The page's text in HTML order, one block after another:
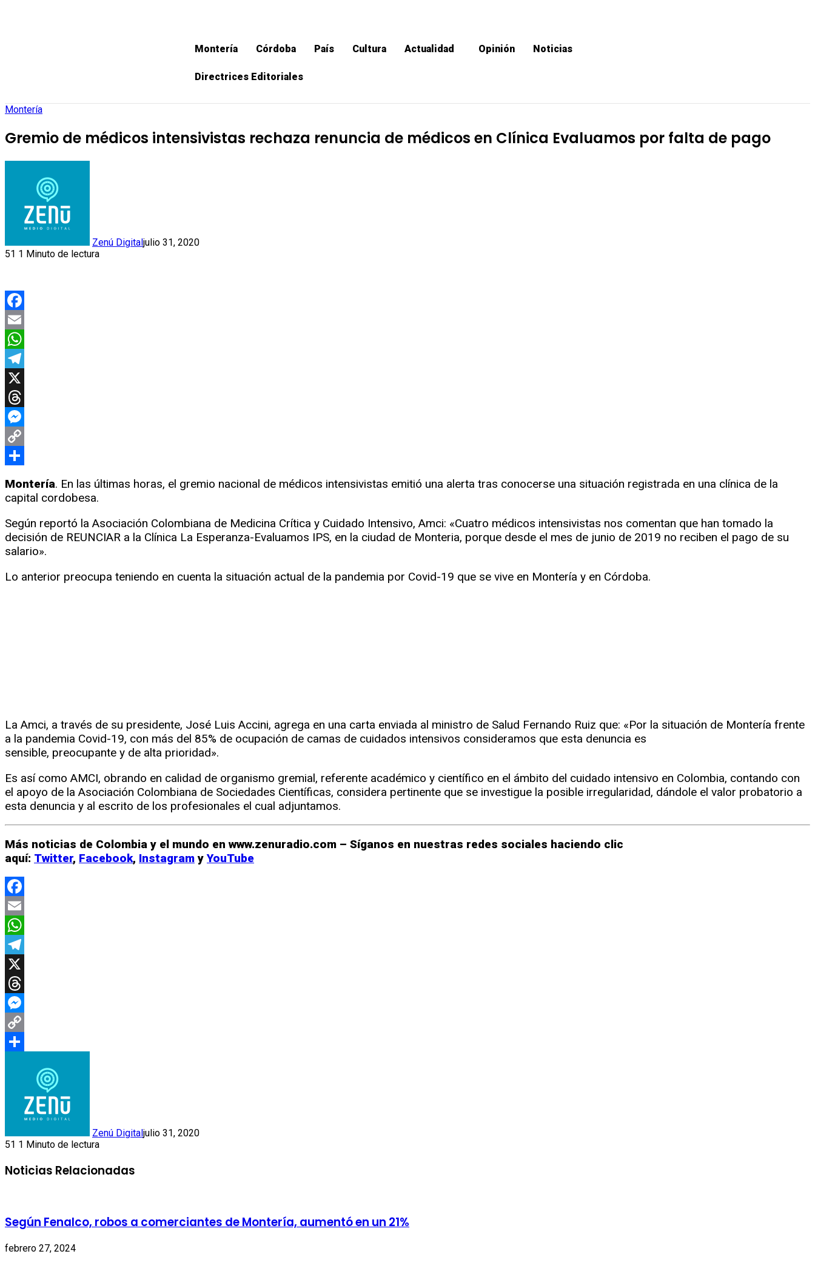
Montería Córdoba País Cultura Actualidad Opinión Noticias
Directrices Editoriales
Montería
Gremio de médicos intensivistas rechaza renuncia de médicos en Clínica Evaluamos por falta de pago
Zenú Digitaljulio 31, 2020
51 1 Minuto de lectura
Facebook
Email
WhatsApp
Telegram
X
Threads
Messenger
Copy
Montería. En las últimas horas, el gremio nacional de médicos intensivistas emitió una alerta tras conocerse una situación registrada en una clínica de la
capital cordobesa.
Según reportó la Asociación Colombiana de Medicina Crítica y Cuidado Intensivo, Amci: «Cuatro médicos intensivistas nos comentan que han tomado la
decisión de REUNCIAR a la Clínica La Esperanza-Evaluamos IPS, en la ciudad de Monteria, porque desde el mes de junio de 2019 no reciben el pago de su
salario».
Lo anterior preocupa teniendo en cuenta la situación actual de la pandemia por Covid-19 que se vive en Montería y en Córdoba.
La Amci, a través de su presidente, José Luis Accini, agrega en una carta enviada al ministro de Salud Fernando Ruiz que: «Por la situación de Montería frente
a la pandemia Covid-19, con más del 85% de ocupación de camas de cuidados intensivos consideramos que esta denuncia es
sensible, preocupante y de alta prioridad».
Es así como AMCI, obrando en calidad de organismo gremial, referente académico y científico en el ámbito del cuidado intensivo en Colombia, contando con
el apoyo de la Asociación Colombiana de Sociedades Científicas, considera pertinente que se investigue la posible irregularidad, dándole el valor probatorio a
esta denuncia y al escrito de los profesionales el cual adjuntamos.
Más noticias de Colombia y el mundo en www.zenuradio.com – Síganos en nuestras redes sociales haciendo clic
aquí: Twitter, Facebook, InstagramyYouTube
Facebook
Email
WhatsApp
Telegram
X
Threads
Messenger
Copy
Zenú Digitaljulio 31, 2020
51 1 Minuto de lectura
Noticias Relacionadas
Según Fenalco, robos a comerciantes de Montería, aumentó en un 21%
febrero 27, 2024